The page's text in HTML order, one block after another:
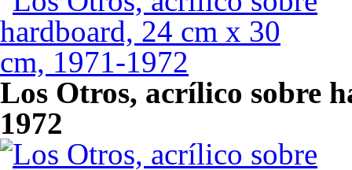
Los Otros, acrílico sobre
1972